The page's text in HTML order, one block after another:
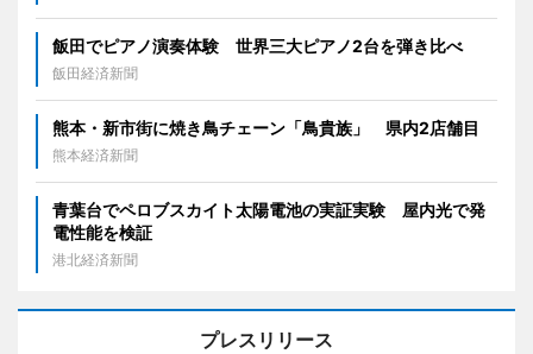
飯田でピアノ演奏体験 世界三大ピアノ2台を弾き比べ
飯田経済新聞
熊本・新市街に焼き鳥チェーン「鳥貴族」 県内2店舗目
熊本経済新聞
青葉台でペロブスカイト太陽電池の実証実験 屋内光で発
電性能を検証
港北経済新聞
プレスリリース